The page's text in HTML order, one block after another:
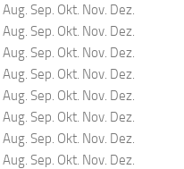
Aug. Sep. Okt. Nov. Dez.
Aug. Sep. Okt. Nov. Dez.
Aug. Sep. Okt. Nov. Dez.
Aug. Sep. Okt. Nov. Dez.
Aug. Sep. Okt. Nov. Dez.
Aug. Sep. Okt. Nov. Dez.
Aug. Sep. Okt. Nov. Dez.
Aug. Sep. Okt. Nov. Dez.